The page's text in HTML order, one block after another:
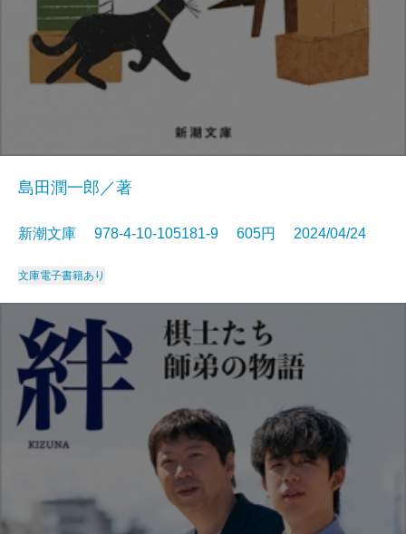
島田潤一郎／著
新潮文庫 978-4-10-105181-9 605円 2024/04/24
文庫電子書籍あり